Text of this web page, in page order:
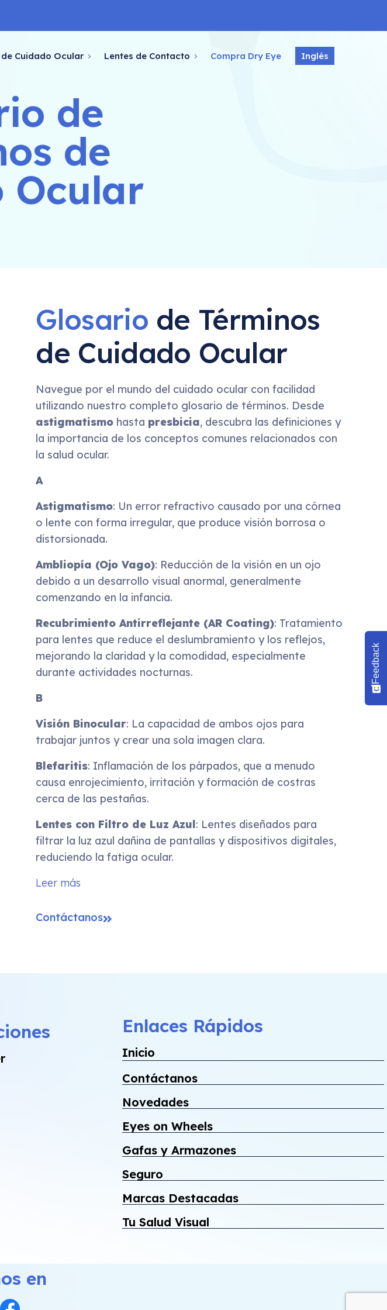
Cuidado Ocular Lentes de Contacto Compra Dry Eye Inglés
de
de
Ocular
Glosario de Términos
de Cuidado Ocular
Navegue por el mundo del cuidado ocular con facilidad
utilizando nuestro completo glosario de términos. Desde
astigmatismo hasta presbicia, descubra las definiciones y
la importancia de los conceptos comunes relacionados con
la salud ocular.
A
Astigmatismo: Un error refractivo causado por una córnea
o lente con forma irregular, que produce visión borrosa o
distorsionada.
Ambliopía (Ojo Vago): Reducción de la visión en un ojo
debido a un desarrollo visual anormal, generalmente
comenzando en la infancia.
Recubrimiento Antirreflejante (AR Coating): Tratamiento
para lentes que reduce el deslumbramiento y los reflejos,
mejorando la claridad y la comodidad, especialmente
durante actividades nocturnas.
B
Visión Binocular: La capacidad de ambos ojos para
trabajar juntos y crear una sola imagen clara.
Blefaritis: Inflamación de los párpados, que a menudo
causa enrojecimiento, irritación y formación de costras
cerca de las pestañas.
Lentes con Filtro de Luz Azul: Lentes diseñados para
filtrar la luz azul dañina de pantallas y dispositivos digitales,
reduciendo la fatiga ocular.
Leer más
Contáctanos
Enlaces Rápidos
Inicio
Contáctanos
Novedades
Eyes on Wheels
Gafas y Armazones
Seguro
Marcas Destacadas
Tu Salud Visual
en
Feedback